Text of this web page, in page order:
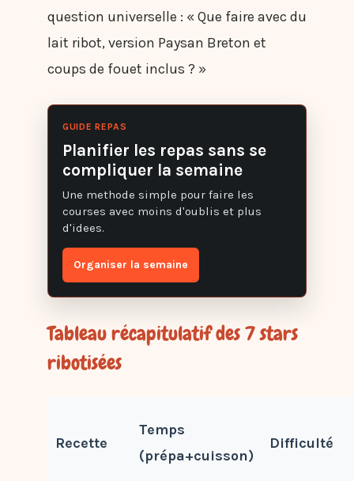
question universelle : « Que faire avec du
lait ribot, version Paysan Breton et
coups de fouet inclus ? »
GUIDE REPAS
Planifier les repas sans se
compliquer la semaine
Une methode simple pour faire les
courses avec moins d'oublis et plus
d'idees.
Organiser la semaine
Tableau récapitulatif des 7 stars
ribotisées
Recette
Temps
(prépa+cuisson)
Difficulté